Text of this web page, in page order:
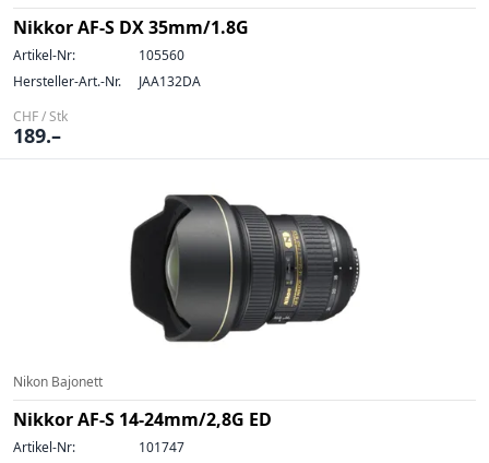
Nikkor AF-S DX 35mm/1.8G
Artikel-Nr:
105560
Hersteller-Art.-Nr.
JAA132DA
CHF / Stk
189.–
Nikon Bajonett
Nikkor AF-S 14-24mm/2,8G ED
Artikel-Nr:
101747